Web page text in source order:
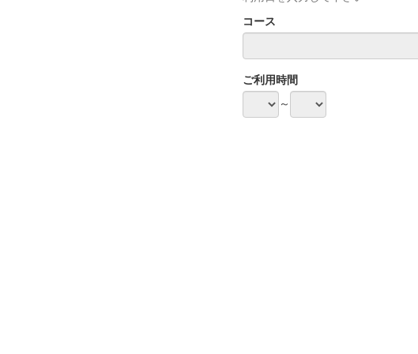
コース
ご利用時間
～